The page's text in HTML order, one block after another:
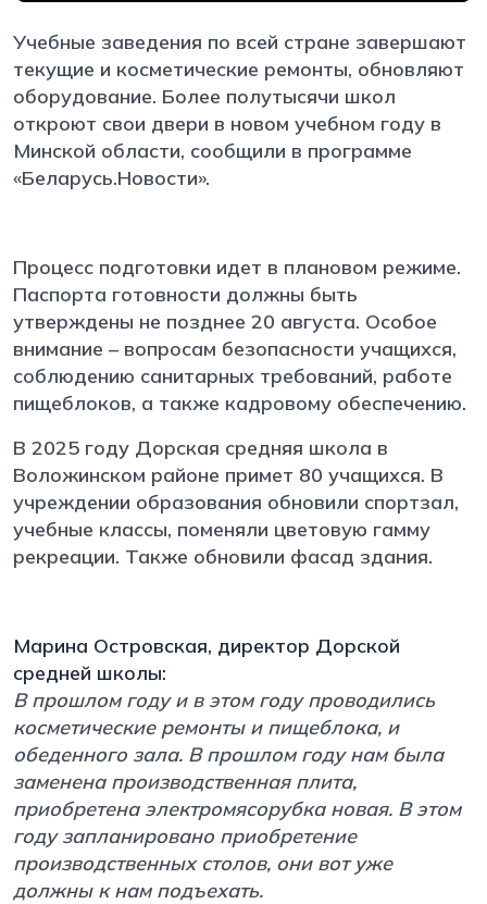
Учебные заведения по всей стране завершают
текущие и косметические ремонты, обновляют
оборудование. Более полутысячи школ
откроют свои двери в новом учебном году в
Минской области, сообщили в программе
«Беларусь.Новости».
Процесс подготовки идет в плановом режиме.
Паспорта готовности должны быть
утверждены не позднее 20 августа. Особое
внимание – вопросам безопасности учащихся,
соблюдению санитарных требований, работе
пищеблоков, а также кадровому обеспечению.
В 2025 году Дорская средняя школа в
Воложинском районе примет 80 учащихся. В
учреждении образования обновили спортзал,
учебные классы, поменяли цветовую гамму
рекреации. Также обновили фасад здания.
Марина Островская, директор Дорской
средней школы:
В прошлом году и в этом году проводились
косметические ремонты и пищеблока, и
обеденного зала. В прошлом году нам была
заменена производственная плита,
приобретена электромясорубка новая. В этом
году запланировано приобретение
производственных столов, они вот уже
должны к нам подъехать.